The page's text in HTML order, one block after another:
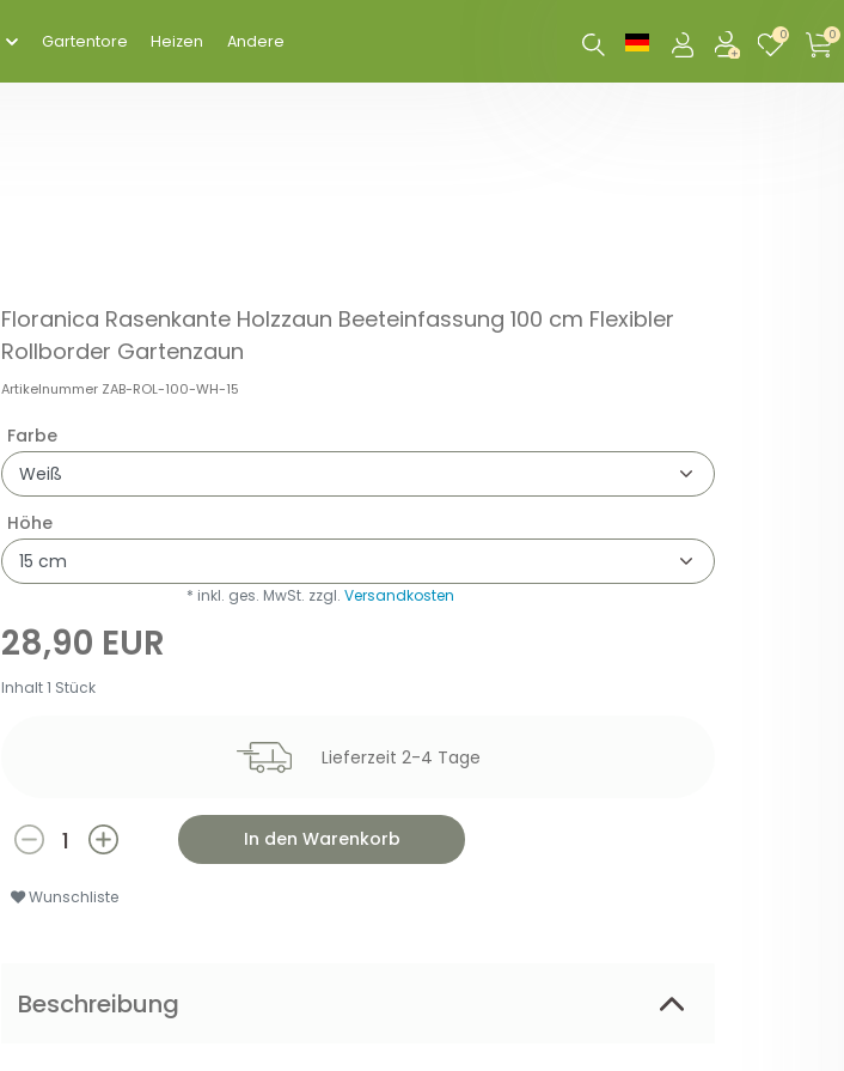
0 0
Gartentore Heizen Andere
Floranica Rasenkante Holzzaun Beeteinfassung 100 cm Flexibler
Rollborder Gartenzaun
Artikelnummer ZAB-ROL-100-WH-15
Farbe
Höhe
28,90 EUR
Inhalt1 Stück
Lieferzeit 2-4 Tage
In den Warenkorb
Wunschliste
* inkl. ges. MwSt. zzgl.Versandkosten
Beschreibung